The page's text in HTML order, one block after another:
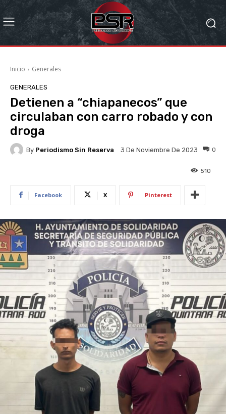
Inicio Generales
GENERALES
Detienen a “chiapanecos” que
circulaban con carro robado y con
droga
By Periodismo Sin Reserva 3 De Noviembre De 2023 0
510
Facebook X Pinterest